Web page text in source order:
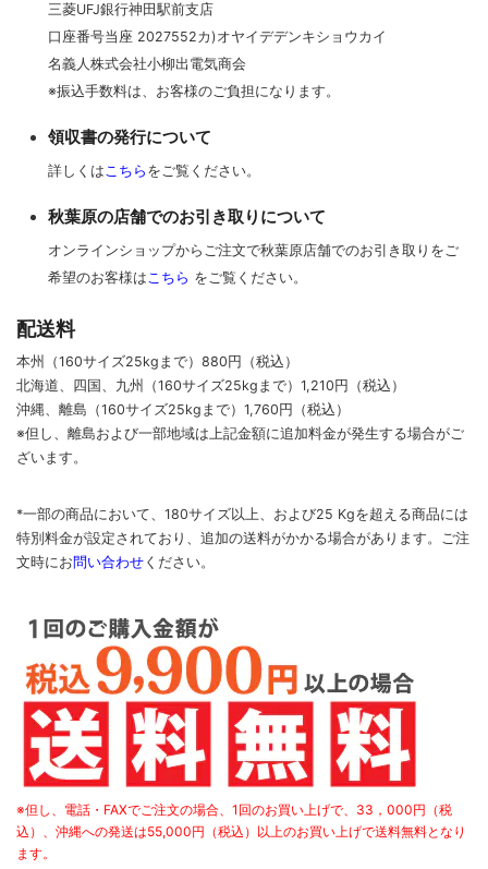
三菱UFJ銀行神田駅前支店
口座番号当座 2027552カ)オヤイデデンキショウカイ
名義人株式会社小柳出電気商会
※振込手数料は、お客様のご負担になります。
領収書の発行について
詳しくはこちら をご覧ください。
秋葉原の店舗でのお引き取りについて
オンラインショップからご注文で秋葉原店舗でのお引き取りをご
希望のお客様はこちら をご覧ください。
配送料
本州（160サイズ25kgまで）880円（税込）
北海道、四国、九州
（160サイズ25kgまで） 1,210円（税込）
沖縄、離島 （160サイズ25kgまで） 1,760円（税込）
※但し、離島および一部地域は上記金額に追加料金が発生する場合がご
ざいます。
*一部の商品において、180サイズ以上、および25 Kgを超える商品には
特別料金が設定されており、追加の送料がかかる場合があります。 ご注
文時にお問い合わせ ください。
※但し、電話・FAXでご注文の場合、1回のお買い上げで、33，000円（税
込）、沖縄への発送は55,000円（税込）以上のお買い上げで送料無料となり
ます。